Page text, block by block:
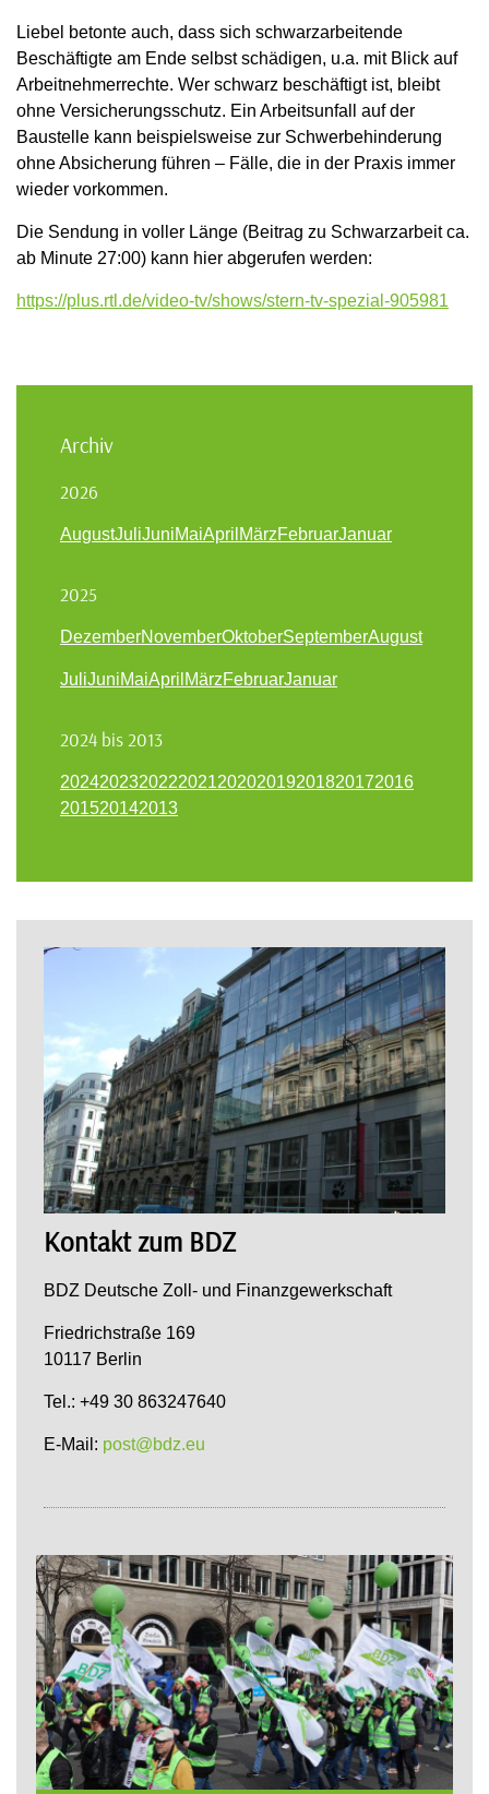
Liebel betonte auch, dass sich schwarzarbeitende
Beschäftigte am Ende selbst schädigen, u.a. mit Blick auf
Arbeitnehmerrechte. Wer schwarz beschäftigt ist, bleibt
ohne Versicherungsschutz. Ein Arbeitsunfall auf der
Baustelle kann beispielsweise zur Schwerbehinderung
ohne Absicherung führen – Fälle, die in der Praxis immer
wieder vorkommen.
Die Sendung in voller Länge (Beitrag zu Schwarzarbeit ca.
ab Minute 27:00) kann hier abgerufen werden:
https://plus.rtl.de/video-tv/shows/stern-tv-spezial-905981
Archiv
2026
AugustJuliJuniMaiApril MärzFebruarJanuar
2025
DezemberNovemberOktoberSeptemberAugust
JuliJuniMaiApril MärzFebruarJanuar
2024 bis 2013
202420232022202120202019201820172016
201520142013
Kontakt zum BDZ
BDZ Deutsche Zoll- und Finanzgewerkschaft
Friedrichstraße 169
10117 Berlin
Tel.: +49 30 863247640
E-Mail: post@bdz.eu